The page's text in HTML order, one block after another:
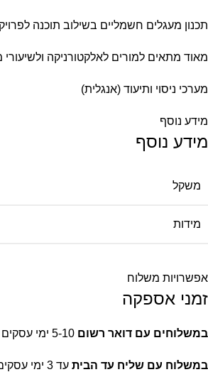
תכנון מעגלים חשמליים בשילוב תוכנה
מאוד מתאים למורים לאלקטורניקה ולשיעורי
מערכי ניסוי ותיעוד (אנגלית)
מידע נוסף
מידע נוסף
משקל
מידות
אפשרויות משלוח
זמני אספקה
במשלוחים עם דואר רשום
במשלוח עם שליח עד הבית עד 3 ימי עסקים ברוב אזורי הארץ, ללא אזורים מרוחקים כגון יישובים מרוחקים ברמת הגולן או בנגב, ישובים מעבר לקו הירוק, קיבוצי ואילת.